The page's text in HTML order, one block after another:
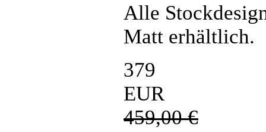
Alle
Matt erhältlich.
379
EUR
459,00€